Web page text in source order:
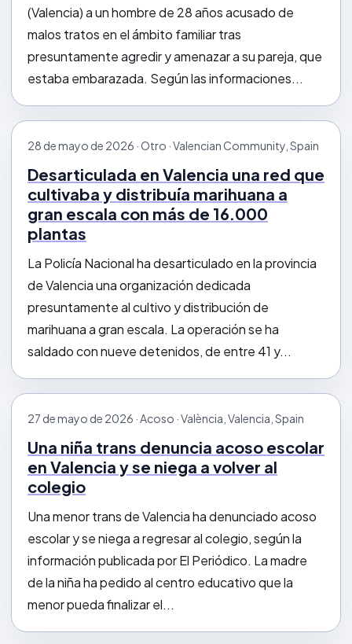
(Valencia) a un hombre de 28 años acusado de
malos tratos en el ámbito familiar tras
presuntamente agredir y amenazar a su pareja, que
estaba embarazada. Según las informaciones...
28 de mayo de 2026 · Otro · Valencian Community, Spain
Desarticulada en Valencia una red que
cultivaba y distribuía marihuana a
gran escala con más de 16.000
plantas
La Policía Nacional ha desarticulado en la provincia
de Valencia una organización dedicada
presuntamente al cultivo y distribución de
marihuana a gran escala. La operación se ha
saldado con nueve detenidos, de entre 41 y...
27 de mayo de 2026 · Acoso · València, Valencia, Spain
Una niña trans denuncia acoso escolar
en Valencia y se niega a volver al
colegio
Una menor trans de Valencia ha denunciado acoso
escolar y se niega a regresar al colegio, según la
información publicada por El Periódico. La madre
de la niña ha pedido al centro educativo que la
menor pueda finalizar el...